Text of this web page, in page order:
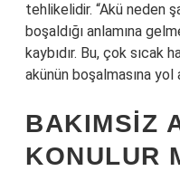
tehlikelidir. “Akü neden
boşaldığı anlamına
kaybıdır. Bu, çok sıcak
akünün boşalmasına yol
BAKIMSIZ
KONULUR